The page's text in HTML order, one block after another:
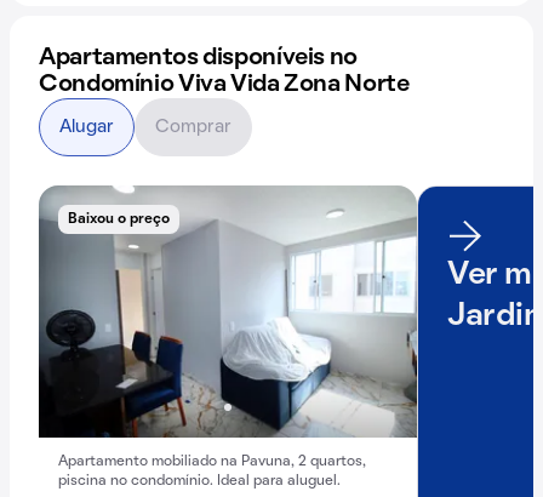
Apartamentos disponíveis no
Condomínio Viva Vida Zona Norte
Baixou o preço
Apartamento mobiliado na Pavuna, 2 quartos,
piscina no condomínio. Ideal para aluguel.
Ver
Alugar Comprar